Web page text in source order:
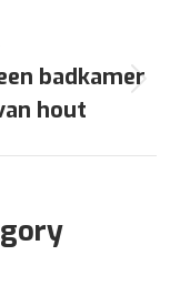
badkamer
hout